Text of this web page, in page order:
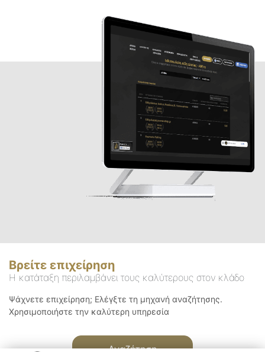
Βρείτε επιχείρηση
Η κατάταξη περιλαμβάνει τους καλύτερους στον κλάδο
Ψάχνετε επιχείρηση; Ελέγξτε τη μηχανή αναζήτησης.
Χρησιμοποιήστε την καλύτερη υπηρεσία
Αναζήτηση